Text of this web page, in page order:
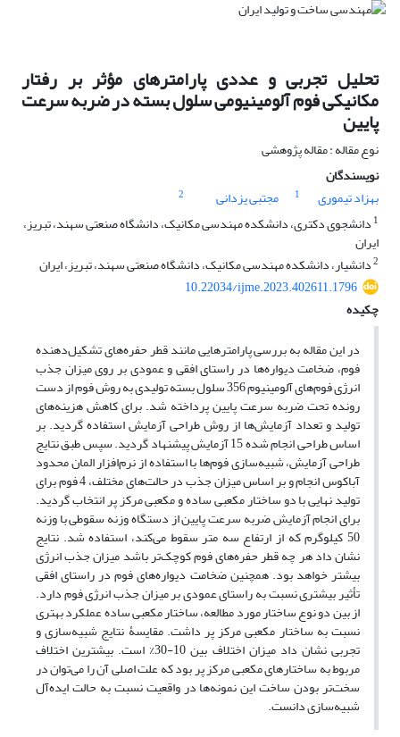
تحلیل تجربی و عددی پارامترهای مؤثر بر رفتار
مکانیکی فوم آلومینیومی سلول بسته در ضربه سرعت
پایین
نوع مقاله : مقاله پژوهشی
نویسندگان
بهزاد تیموری
1 مجتبی یزدانی
2
1 دانشجوی دکتری، دانشکده مهندسی مکانیک، دانشگاه صنعتی سهند، تبریز،
ایران
2دانشیار، دانشکده مهندسی مکانیک، دانشگاه صنعتی سهند، تبریز، ایران
10.22034/ijme.2023.402611.1796
چکیده
در این مقاله به بررسی پارامترهایی مانند قطر حفره‌های تشکیل‌دهنده
فوم، ضخامت دیواره‌ها در راستای افقی و عمودی بر روی میزان جذب
انرژی فوم‌های آلومینیوم 356 سلول بسته تولیدی به روش فوم از دست
رونده تحت ضربه سرعت پایین پرداخته شد. برای کاهش هزینه‌های
تولید و تعداد آزمایش‌ها از روش طراحی آزمایش استفاده گردید. بر
اساس طراحی انجام شده 15 آزمایش پیشنهاد گردید. سپس طبق نتایج
طراحی آزمایش، شبیه‌سازی فوم‌ها با استفاده از نرم‌افزار المان محدود
آباکوس انجام و بر اساس میزان جذب در حالت‌های مختلف، 4 فوم برای
تولید نهایی با دو ساختار مکعبی ساده و مکعبی مرکز پر انتخاب گردید.
برای انجام آزمایش ضربه سرعت پایین از دستگاه وزنه سقوطی با وزنه
50 کیلوگرم که از ارتفاع سه متر سقوط می‌کند، استفاده شد. نتایج
نشان داد هر چه قطر حفره‌های فوم کوچک‌تر باشد میزان جذب انرژی
بیشتر خواهد بود. همچنین ضخامت دیواره‌های فوم در راستای افقی
تأثیر بیشتری نسبت به راستای عمودی بر میزان جذب انرژی فوم دارد.
از بین دو نوع ساختار مورد مطالعه، ساختار مکعبی ساده عملکرد بهتری
نسبت به ساختار مکعبی مرکز پر داشت. مقایسۀ نتایج شبیه‌سازی و
تجربی نشان داد میزان اختلاف بین 10-30% است. بیشترین اختلاف
مربوط به ساختارهای مکعبی مرکز پر بود که علت اصلی آن را می‌توان در
سخت‌تر بودن ساخت این نمونه‌ها در واقعیت نسبت به حالت ایده‌آل
شبیه‌سازی دانست.